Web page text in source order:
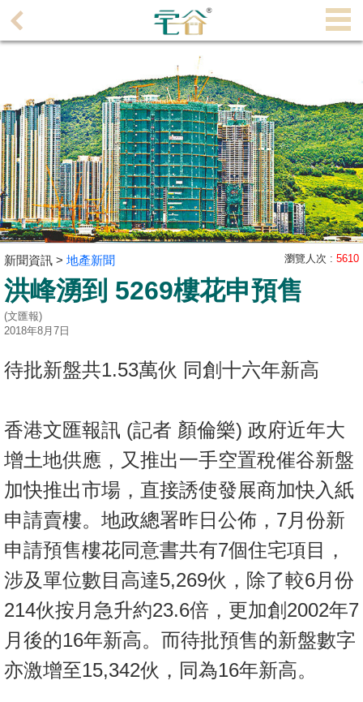
理
搵
樓/
成
交
業
放
盤
宅
按
地
產
客
地
產
新
聞
數
據
公
新聞資訊 > 地產新聞 瀏覽人次 : 5610
洪峰湧到 5269樓花申預售
(文匯報)
2018年8月7日
待批新盤共1.53萬伙 同創十六年新高
香港文匯報訊 (記者 顏倫樂) 政府近年大
增土地供應，又推出一手空置稅催谷新盤
加快推出市場，直接誘使發展商加快入紙
申請賣樓。地政總署昨日公佈，7月份新
申請預售樓花同意書共有7個住宅項目，
涉及單位數目高達5,269伙，除了較6月份
214伙按月急升約23.6倍，更加創2002年7
月後的16年新高。而待批預售的新盤數字
亦激增至15,342伙，同為16年新高。